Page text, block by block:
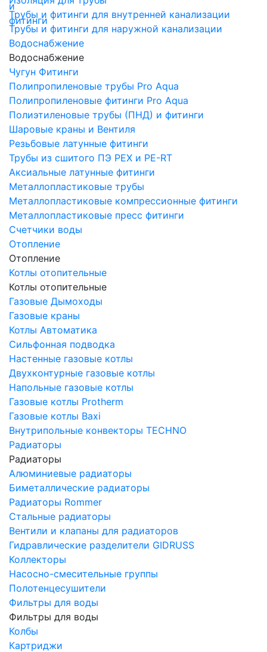
Трубы и фитинги для внутренней канализации
Трубы и фитинги для наружной канализации
Водоснабжение
Водоснабжение
Чугун Фитинги
Полипропиленовые трубы Pro Aqua
Полипропиленовые фитинги Pro Aqua
Полиэтиленовые трубы (ПНД) и фитинги
Шаровые краны и Вентиля
Резьбовые латунные фитинги
Трубы из сшитого ПЭ PEX и PE-RT
Аксиальные латунные фитинги
Металлопластиковые трубы
Металлопластиковые компрессионные фитинги
Металлопластиковые пресс фитинги
Счетчики воды
Отопление
Отопление
Котлы отопительные
Котлы отопительные
Газовые Дымоходы
Газовые краны
Котлы Автоматика
Сильфонная подводка
Настенные газовые котлы
Двухконтурные газовые котлы
Напольные газовые котлы
Газовые котлы Protherm
Газовые котлы Baxi
Внутрипольные конвекторы TECHNO
Радиаторы
Радиаторы
Алюминиевые радиаторы
Биметаллические радиаторы
Радиаторы Rommer
Стальные радиаторы
Вентили и клапаны для радиаторов
Гидравлические разделители GIDRUSS
Коллекторы
Насосно-смесительные группы
Полотенцесушители
Фильтры для воды
Фильтры для воды
Колбы
Картриджи